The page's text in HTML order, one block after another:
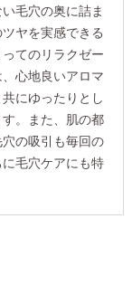
毛穴の奥に詰ま
ヤを実感できる
てのリラクゼー
心地良いアロマ
にゆったりとし
。また、肌の都
の吸引も毎回の
毛穴ケアにも特